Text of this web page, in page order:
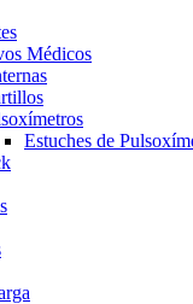
Médicos
Estuches de